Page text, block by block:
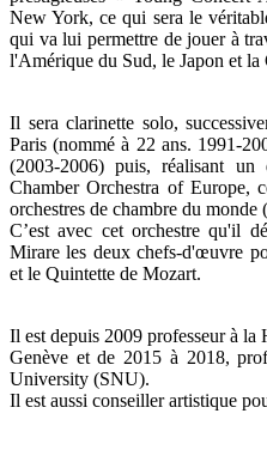
New York, ce qui sera le
qui va lui permettre de jouer à
l'Amérique du Sud, le Japon et la
Il sera clarinette solo,
Paris (nommé à 22 ans. 1991-
(2003-2006) puis, réalisant
Chamber Orchestra of Europe,
orchestres de chambre du monde
C’est avec cet orchestre qu'il
Mirare les deux chefs-d'œuvre
et le Quintette de Mozart.
Il est depuis 2009 professeur à
Genève et de 2015 à 2018,
University (SNU).
Il est aussi conseiller artistique